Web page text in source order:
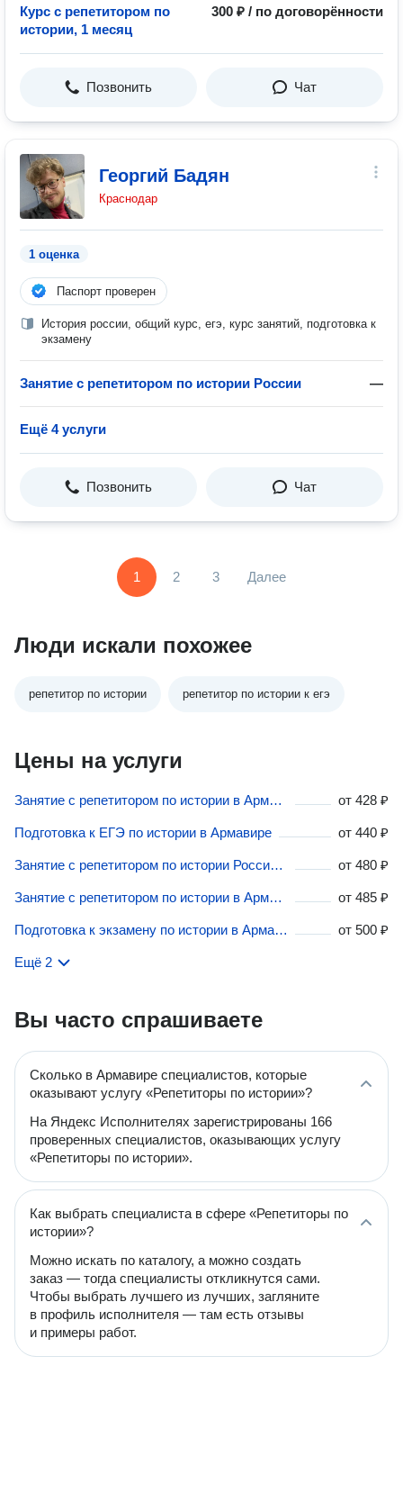
Курс с репетитором по
истории, 1 месяц
300 ₽ / по договорённости
Позвонить Чат
Георгий Бадян
Краснодар
1 оценка
Паспорт проверен
История россии, общий курс, егэ, курс занятий, подготовка к
экзамену
Занятие с репетитором по истории России —
Ещё 4 услуги
Позвонить Чат
1 2 3 Далее
Люди искали похожее
репетитор по истории репетитор по истории к егэ
Цены на услуги
Занятие с репетитором по истории в Армавире от 428 ₽
Подготовка к ЕГЭ по истории в Армавире от 440 ₽
Занятие с репетитором по истории России в Армавире от 480 ₽
Занятие с репетитором по истории в Армавире от 485 ₽
Подготовка к экзамену по истории в Армавире от 500 ₽
Ещё 2
Вы часто спрашиваете
Сколько в Армавире специалистов, которые
оказывают услугу «Репетиторы по истории»?
На Яндекс Исполнителях зарегистрированы 166
проверенных специалистов, оказывающих услугу
«Репетиторы по истории».
Как выбрать специалиста в сфере «Репетиторы по
истории»?
Можно искать по каталогу, а можно создать
заказ — тогда специалисты откликнутся сами.
Чтобы выбрать лучшего из лучших, загляните
в профиль исполнителя — там есть отзывы
и примеры работ.